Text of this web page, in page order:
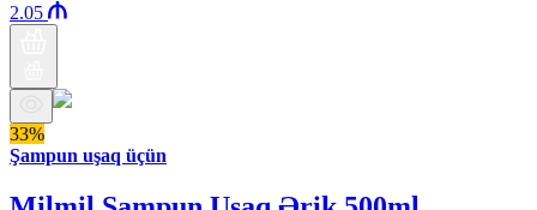
2.05
33%
Şampun uşaq üçün